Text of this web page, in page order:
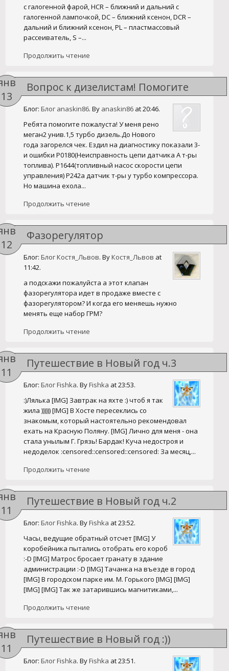
Продолжить чтение
с галогенной фарой, HCR – ближний и дальний с
галогенной лампочкой, DC – ближний ксенон, DCR –
дальний и ближний ксенон, PL – пластмассовый
рассеиватель, S –...
13
Вопрос к дизелистам! Помогите
определится с покупкойРебята
помогите пожалуста! У меня
Блог: Блог anaskin86. By anaskin86 at 20:46.
Продолжить чтение
Ребята помогите пожалуста! У меня рено
меган2 унив.1,5 турбо дизель.До Нового
года загорелся чек. Ездил на диагностику показали 3-
и ошибки Р0180(Неисправность цепи датчика А т-ры
топлива). Р1644(топливный насос скорости цепи
управления) Р242а датчик т-ры у турбо компрессора.
Но машина ехола...
12
Фазорегулятор
Блог: Блог Костя_Львов. ByКостя_Львов at
11:42.
Продолжить чтение
а подскажи пожалуйста а этот клапан
фазорегулятора идет в продаже вместе с
фазорегулятором? И когда его меняешь нужно
менять еще набор ГРМ?
11
Путешествие в Новый год ч.3
Блог: Блог Fishka. ByFishka at 23:53.
Продолжить чтение
:)Лялька [IMG] Завтрак на яхте :) чтоб я так
жила )))))) [IMG] В Хосте пересеклись со
знакомым, который настоятельно рекомендовал
ехать на Красную Поляну. [IMG] Лично для меня - она
стала унылым Г. Грязь! Бардак! Куча недостроя и
недоделок :censored::censored::censored: За месяц,...
11
Путешествие в Новый год ч.2
Блог: Блог Fishka. ByFishka at 23:52.
Продолжить чтение
Часы, ведущие обратный отсчет [IMG] У
коробейника пытались отобрать его короб
:-D [IMG] Матрос бросает гранату в здание
администрации :-D [IMG] Тачанка на въезде в город
[IMG] В городском парке им. М. Горького [IMG] [IMG]
[IMG] [IMG] Так же затарившись магнитиками,...
11
Путешествие в Новый год :))
Блог: Блог Fishka. ByFishka at 23:51.